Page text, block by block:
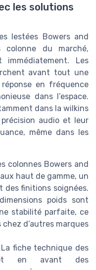
les solutions
lestées Bowers and
colonne du marché,
immédiatement. Les
avant tout une
en fréquence
dans l’espace.
dans la wilkins
audio et leur
même dans les
colonnes Bowers and
haut de gamme, un
des finitions soignées.
poids sont
stabilité parfaite, ce
d’autres marques
La fiche technique des
en avant des